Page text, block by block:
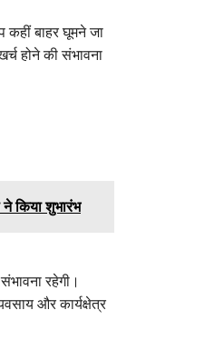
बाहर घूमने जा
होने की संभावना
ने किया शुभारंभ
रहेगी।
और कार्यक्षेत्र